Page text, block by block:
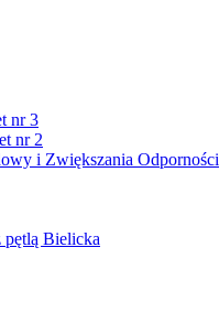
nr 3
nr 2
i Zwiększania Odporności
Bielicka